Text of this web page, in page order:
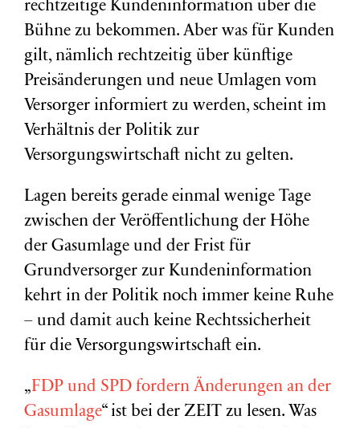
rechtzeitige Kundeninformation über die
Bühne zu bekommen. Aber was für Kunden
gilt, nämlich rechtzeitig über künftige
Preisänderungen und neue Umlagen vom
Versorger informiert zu werden, scheint im
Verhältnis der Politik zur
Versorgungswirtschaft nicht zu gelten.
Lagen bereits gerade einmal wenige Tage
zwischen der Veröffentlichung der Höhe
der Gasumlage und der Frist für
Grundversorger zur Kundeninformation
kehrt in der Politik noch immer keine Ruhe
– und damit auch keine Rechtssicherheit
für die Versorgungswirtschaft ein.
„FDP und SPD fordern Änderungen an der
Gasumlage“ ist bei der ZEIT zu lesen. Was